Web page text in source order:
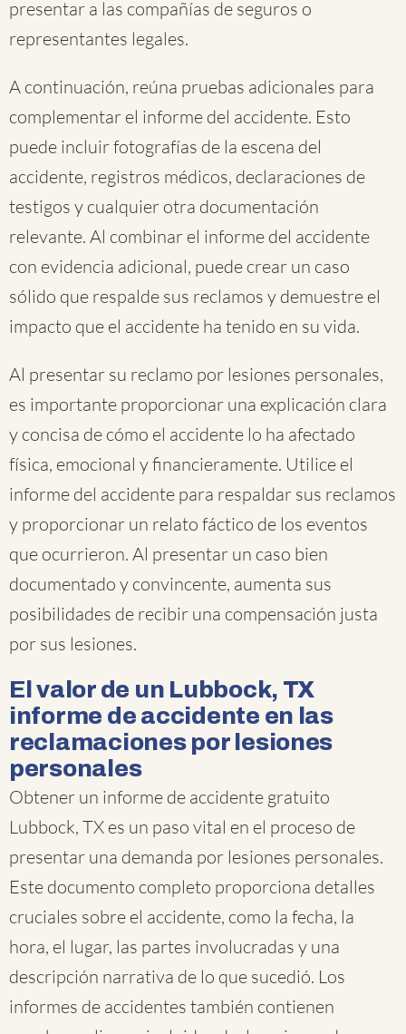
presentar a las compañías de seguros o
representantes legales.
A continuación, reúna pruebas adicionales para
complementar el informe del accidente. Esto
puede incluir fotografías de la escena del
accidente, registros médicos, declaraciones de
testigos y cualquier otra documentación
relevante. Al combinar el informe del accidente
con evidencia adicional, puede crear un caso
sólido que respalde sus reclamos y demuestre el
impacto que el accidente ha tenido en su vida.
Al presentar su reclamo por lesiones personales,
es importante proporcionar una explicación clara
y concisa de cómo el accidente lo ha afectado
física, emocional y financieramente. Utilice el
informe del accidente para respaldar sus reclamos
y proporcionar un relato fáctico de los eventos
que ocurrieron. Al presentar un caso bien
documentado y convincente, aumenta sus
posibilidades de recibir una compensación justa
por sus lesiones.
El valor de un Lubbock, TX
informe de accidente en las
reclamaciones por lesiones
personales
Obtener un informe de accidente gratuito
Lubbock, TX es un paso vital en el proceso de
presentar una demanda por lesiones personales.
Este documento completo proporciona detalles
cruciales sobre el accidente, como la fecha, la
hora, el lugar, las partes involucradas y una
descripción narrativa de lo que sucedió. Los
informes de accidentes también contienen